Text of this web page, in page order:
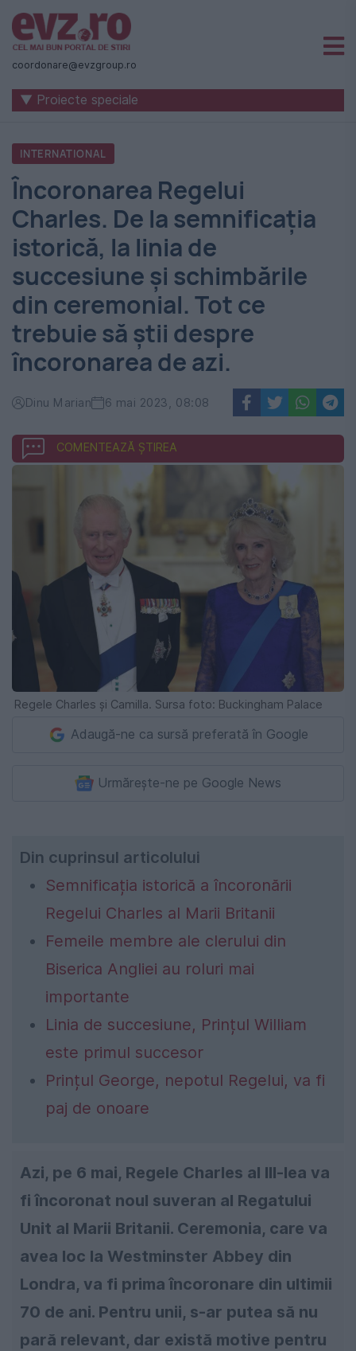
Știri
naționale
internaționale
România
Evenimentul
Zilei
coordonare@evzgroup.ro
▼ Proiecte speciale
INTERNATIONAL
Încoronarea Regelui
Charles. De la semnificația
istorică, la linia de
succesiune și schimbările
din ceremonial. Tot ce
trebuie să știi despre
încoronarea de azi.
Dinu Marian 6 mai 2023, 08:08
COMENTEAZĂ ȘTIREA
Regele Charles și Camilla. Sursa foto: Buckingham Palace
Adaugă-ne ca sursă preferată în Google
Urmărește-ne pe Google News
Din cuprinsul articolului
Semnificația istorică a încoronării
Regelui Charles al Marii Britanii
Femeile membre ale clerului din
Biserica Angliei au roluri mai
importante
Linia de succesiune, Prințul William
este primul succesor
Prințul George, nepotul Regelui, va fi
paj de onoare
Azi, pe 6 mai, Regele Charles al III-lea va
fi încoronat noul suveran al Regatului
Unit al Marii Britanii. Ceremonia, care va
avea loc la Westminster Abbey din
Londra, va fi prima încoronare din ultimii
70 de ani. Pentru unii, s-ar putea să nu
pară relevant, dar există motive pentru